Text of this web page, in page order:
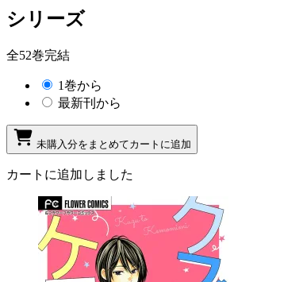
シリーズ
全52巻完結
1巻から
最新刊から
未購入分をまとめてカートに追加
カートに追加しました